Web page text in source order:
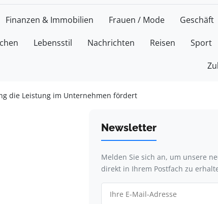
Finanzen & Immobilien Frauen / Mode Geschäft
Lebensstil Nachrichten Reisen Sport
die Leistung im Unternehmen fördert
Newsletter
Melden Sie sich an, um unsere
direkt in Ihrem Postfach zu